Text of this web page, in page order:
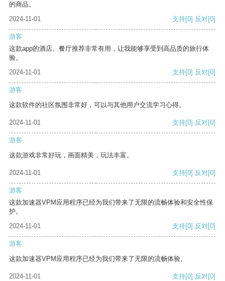
的商品。
2024-11-01
支持[0] 反对[0]
游客
这款app的酒店、餐厅推荐非常有用，让我能够享受到高品质的旅行体
验。
2024-11-01
支持[0] 反对[0]
游客
这款软件的社区氛围非常好，可以与其他用户交流学习心得。
2024-11-01 支持[0] 反对[0]
游客
这款游戏非常好玩，画面精美，玩法丰富。
2024-11-01 支持[0] 反对[0]
游客
这款加速器VPM应用程序已经为我们带来了无限的流畅体验和安全性保
护。
2024-11-01
支持[0] 反对[0]
游客
这款加速器VPM应用程序已经为我们带来了无限的流畅体验。
2024-11-01 支持[0] 反对[0]